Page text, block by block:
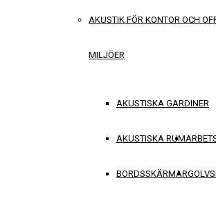
AKUSTIK FÖR KONTOR OCH
MILJÖER
AKUSTISKA GARDINER
AKUSTISKA RUM
BORDSSKÄRMAR